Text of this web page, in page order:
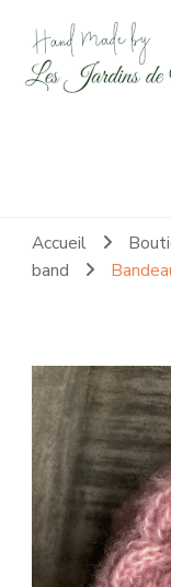
Hand made by
100% frileuse 100%
Accueil
band